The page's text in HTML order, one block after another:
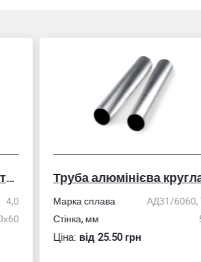
4,0
Труба алюмінієва кругла
Марка сплава
АД31/6060, Т5
Стінка, мм
5,0
Ціна:вiд 25.50 грн